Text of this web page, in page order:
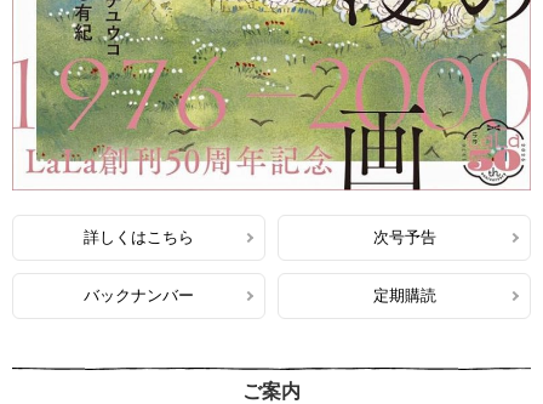
詳しくはこちら 次号予告
バックナンバー 定期購読
ご案内